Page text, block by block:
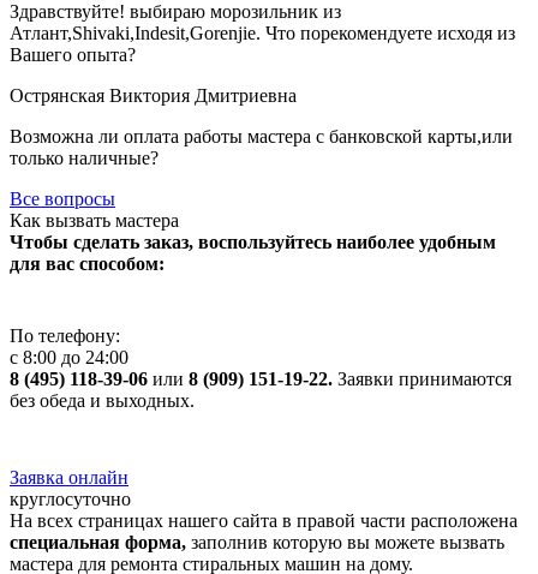
Здравствуйте! выбираю морозильник из
Атлант,Shivaki,Indesit,Gorenjie. Что порекомендуете иcходя из
Вашего опыта?
Острянская Виктория Дмитриевна
Возможна ли оплата работы мастера с банковской карты,или
только наличные?
Все вопросы
Как вызвать мастера
Чтобы сделать заказ, воспользуйтесь наиболее удобным
для вас способом:
По телефону:
с 8:00 до 24:00
8 (495) 118-39-06 или 8 (909) 151-19-22. Заявки принимаются
без обеда и выходных.
Заявка онлайн
круглосуточно
На всех страницах нашего сайта в правой части расположена
специальная форма, заполнив которую вы можете вызвать
мастера для ремонта стиральных машин на дому.